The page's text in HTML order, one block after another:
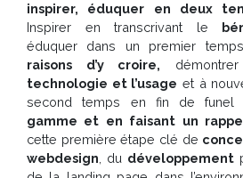
inspirer, éduquer en deux
Inspirer en transcrivant le
éduquer dans un premier
raisons d’y croire,
technologie et l’usage et à
second temps en fin de funel
gamme et en faisant un
cette première étape clé de
webdesign, du développement